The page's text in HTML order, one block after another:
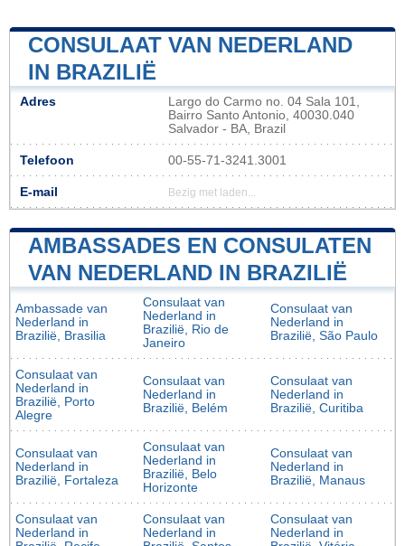
CONSULAAT VAN NEDERLAND
IN BRAZILIË
Adres
Largo do Carmo no. 04 Sala 101,
Bairro Santo Antonio, 40030.040
Salvador - BA, Brazil
Telefoon 00-55-71-3241.3001
E-mail Bezig met laden...
AMBASSADES EN CONSULATEN
VAN NEDERLAND IN BRAZILIË
Ambassade van
Nederland in
Brazilië, Brasilia
Consulaat van
Nederland in
Brazilië, Rio de
Janeiro
Consulaat van
Nederland in
Brazilië, São Paulo
Consulaat van
Nederland in
Brazilië, Porto
Alegre
Consulaat van
Nederland in
Brazilië, Belém
Consulaat van
Nederland in
Brazilië, Curitiba
Consulaat van
Nederland in
Brazilië, Fortaleza
Consulaat van
Nederland in
Brazilië, Belo
Horizonte
Consulaat van
Nederland in
Brazilië, Manaus
Consulaat van
Nederland in
Consulaat van
Nederland in
Consulaat van
Nederland in